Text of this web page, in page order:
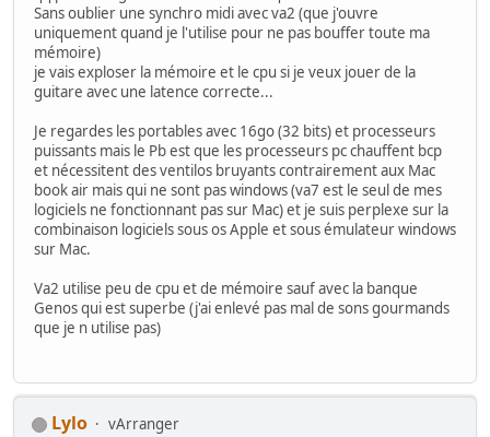
Sans oublier une synchro midi avec va2 (que j'ouvre
uniquement quand je l'utilise pour ne pas bouffer toute ma
mémoire)
je vais exploser la mémoire et le cpu si je veux jouer de la
guitare avec une latence correcte...
Je regardes les portables avec 16go (32 bits) et processeurs
puissants mais le Pb est que les processeurs pc chauffent bcp
et nécessitent des ventilos bruyants contrairement aux Mac
book air mais qui ne sont pas windows (va7 est le seul de mes
logiciels ne fonctionnant pas sur Mac) et je suis perplexe sur la
combinaison logiciels sous os Apple et sous émulateur windows
sur Mac.
Va2 utilise peu de cpu et de mémoire sauf avec la banque
Genos qui est superbe (j'ai enlevé pas mal de sons gourmands
que je n utilise pas)
Lylo
vArranger